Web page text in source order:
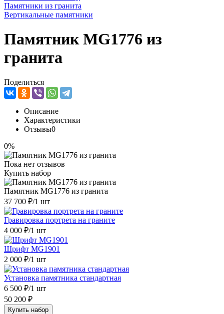
Памятники из гранита
Вертикальные памятники
Памятник MG1776 из
гранита
Поделиться
Описание
Характеристики
Отзывы0
0%
Пока нет отзывов
Купить набор
Памятник MG1776 из гранита
37 700 ₽/1 шт
Гравировка портрета на граните
4 000 ₽/1 шт
Шрифт MG1901
2 000 ₽/1 шт
Установка памятника стандартная
6 500 ₽/1 шт
50 200 ₽
Купить набор